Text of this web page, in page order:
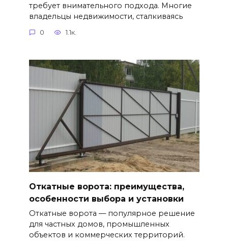
требует внимательного подхода. Многие
владельцы недвижимости, сталкиваясь
0 1.1к.
Откатные ворота: преимущества,
особенности выбора и установки
Откатные ворота — популярное решение
для частных домов, промышленных
объектов и коммерческих территорий.